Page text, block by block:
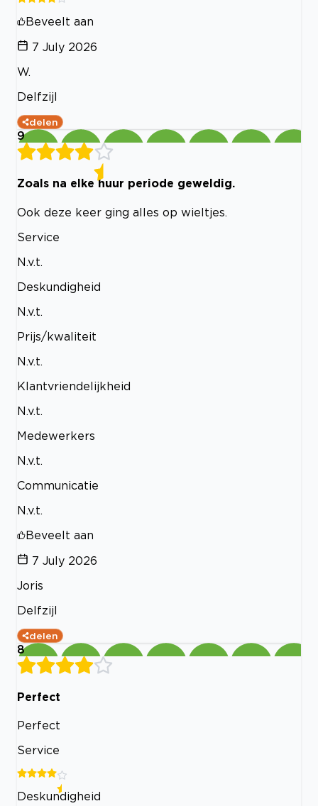
Beveelt aan
7 July 2026
W.
Delfzijl
delen
9
Zoals na elke huur periode geweldig.
Ook deze keer ging alles op wieltjes.
Service
N.v.t.
Deskundigheid
N.v.t.
Prijs/kwaliteit
N.v.t.
Klantvriendelijkheid
N.v.t.
Medewerkers
N.v.t.
Communicatie
N.v.t.
Beveelt aan
7 July 2026
Joris
Delfzijl
delen
8
Perfect
Perfect
Service
Deskundigheid